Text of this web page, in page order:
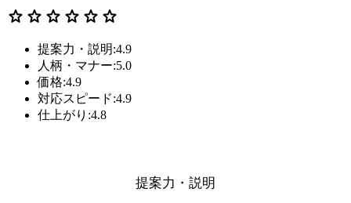
star star star star star star
提案力・説明:4.9
人柄・マナー:5.0
価格:4.9
対応スピード:4.9
仕上がり:4.8
提案力・説明